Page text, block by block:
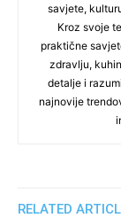
savjete,
Kroz svoje
praktične
zdravlju,
detalje i
najnovije
RELATED